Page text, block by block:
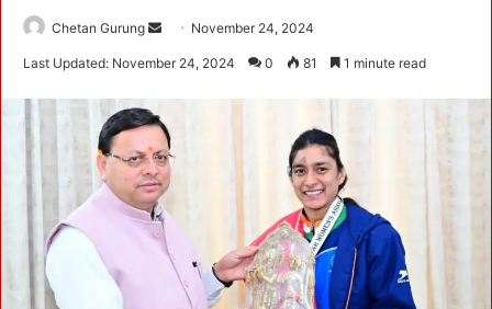
Chetan Gurung
a
n
e
m
a
November 24, 2024
Last Updated: November 24, 2024 0 81 1 minute read